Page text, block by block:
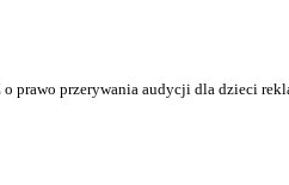
o prawo przerywania audycji dla dzieci